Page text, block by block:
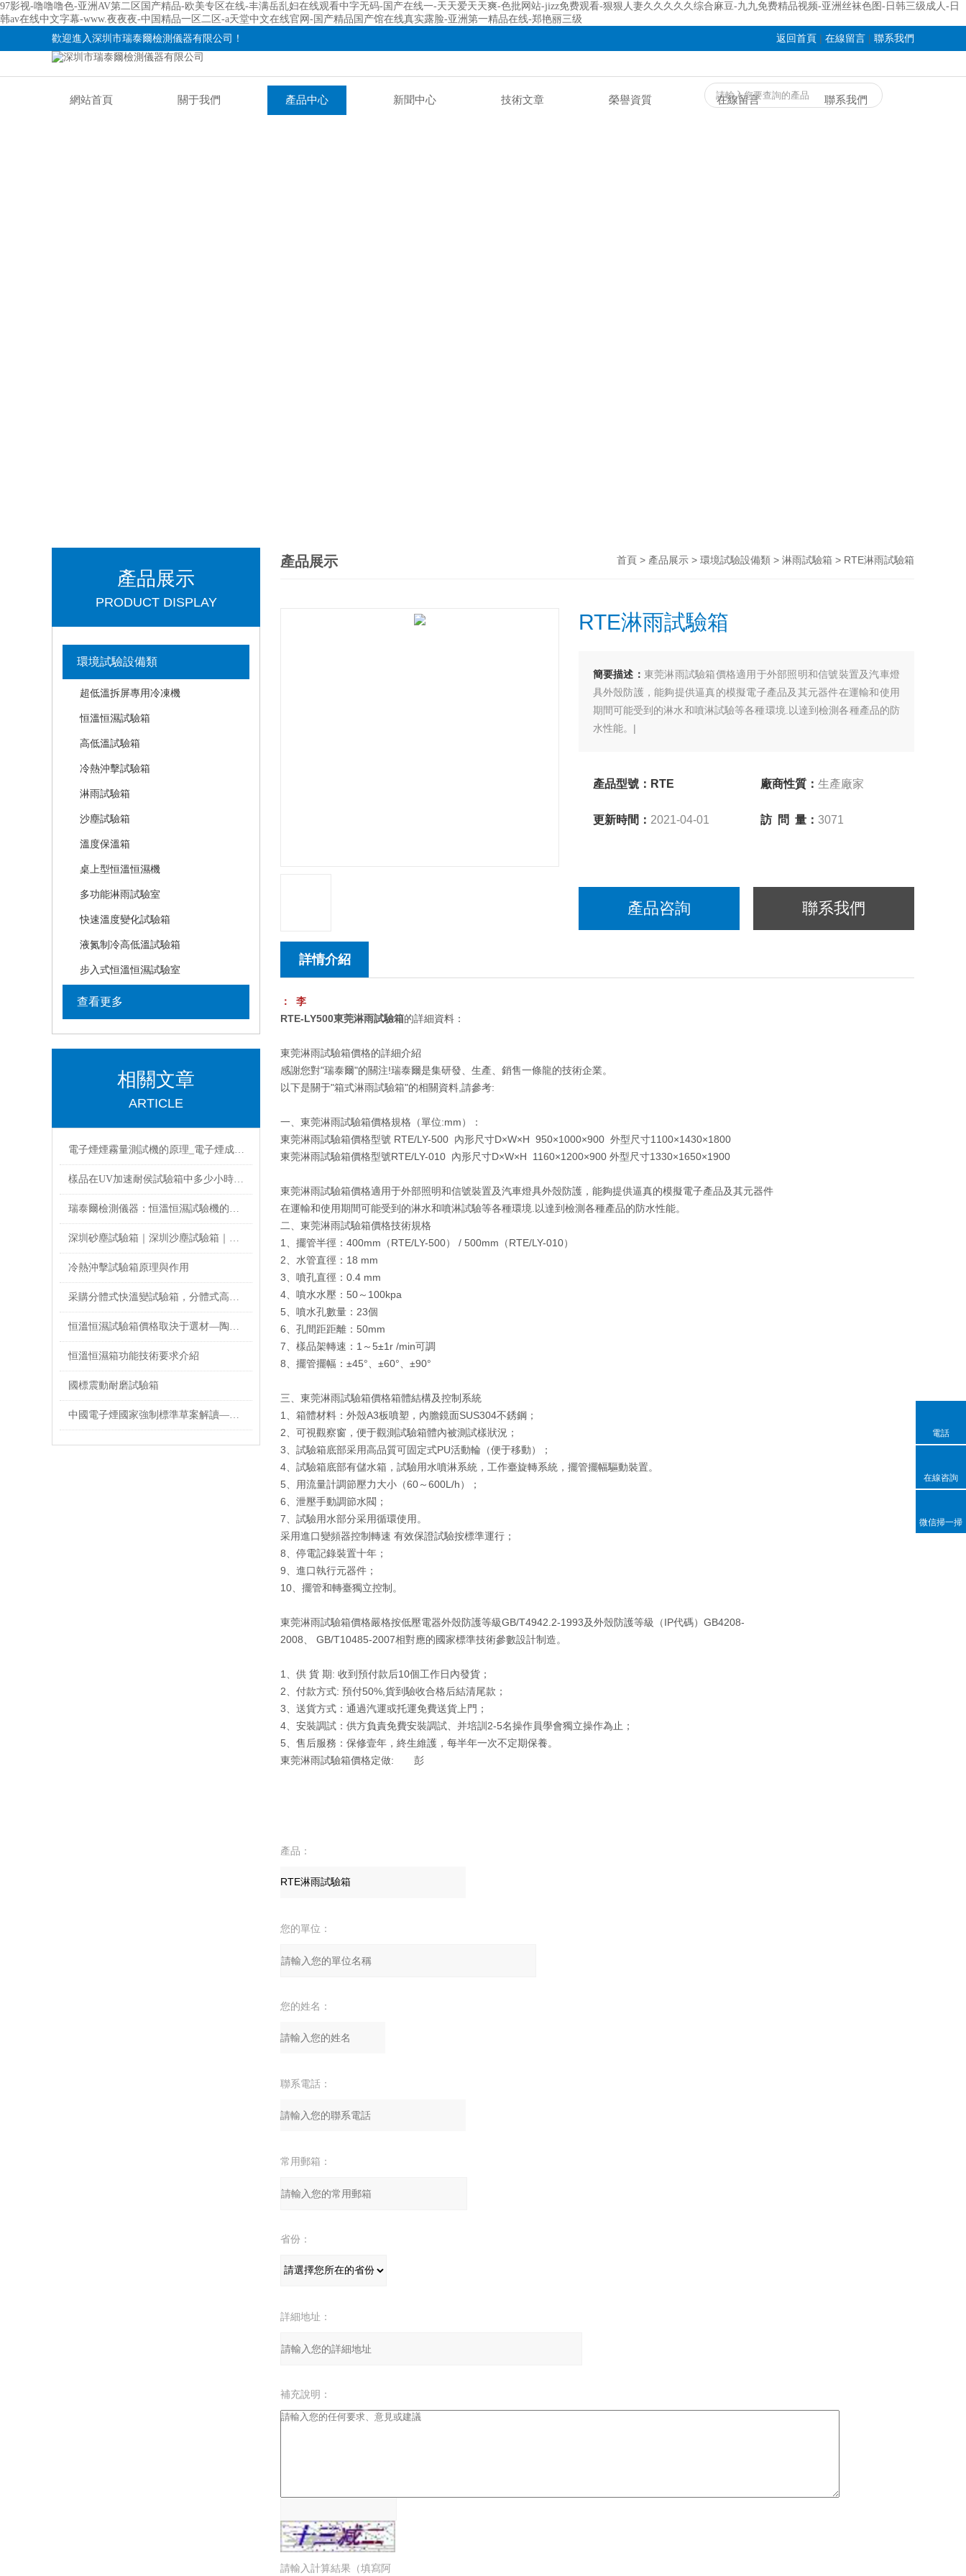
97影视-噜噜噜色-亚洲AV第二区国产精品-欧美专区在线-丰满岳乱妇在线观看中字无码-国产在线一-天天爱天天爽-色批网站-jizz免费观看-狠狠人妻久久久久久综合麻豆-九九免费精品视频-亚洲丝袜色图-日韩三级成人-日
韩av在线中文字幕-www.夜夜夜-中国精品一区二区-а天堂中文在线官网-国产精品国产馆在线真实露脸-亚洲第一精品在线-郑艳丽三级
歡迎進入深圳市瑞泰爾檢測儀器有限公司！ 返回首頁 | 在線留言 | 聯系我們
網站首頁 關于我們 產品中心 新聞中心 技術文章 榮譽資質 在線留言 聯系我們
產品展示
PRODUCT DISPLAY
環境試驗設備類
超低溫拆屏專用冷凍機
恒溫恒濕試驗箱
高低溫試驗箱
冷熱沖擊試驗箱
淋雨試驗箱
沙塵試驗箱
溫度保溫箱
桌上型恒溫恒濕機
多功能淋雨試驗室
快速溫度變化試驗箱
液氮制冷高低溫試驗箱
步入式恒溫恒濕試驗室
查看更多
相關文章
ARTICLE
電子煙煙霧量測試機的原理_電子煙成分結構
樣品在UV加速耐侯試驗箱中多少小時的測試相當于戶外曝曬一年？
瑞泰爾檢測儀器：恒溫恒濕試驗機的了解
深圳砂塵試驗箱｜深圳沙塵試驗箱｜深圳防塵測試機的技術參數！
冷熱沖擊試驗箱原理與作用
采購分體式快溫變試驗箱，分體式高低溫試驗箱，要選對供應商
恒溫恒濕試驗箱價格取決于選材—陶瓷加熱器與電熱管加熱的優缺點
恒溫恒濕箱功能技術要求介紹
國標震動耐磨試驗箱
中國電子煙國家強制標準草案解讀——電子煙煙具技術要求與試驗
產品展示 首頁 > 產品展示 > 環境試驗設備類 > 淋雨試驗箱 > RTE淋雨試驗箱
RTE淋雨試驗箱
簡要描述： 東莞淋雨試驗箱價格適用于外部照明和信號裝置及汽車燈
具外殼防護，能夠提供逼真的模擬電子產品及其元器件在運輸和使用
期間可能受到的淋水和噴淋試驗等各種環境.以達到檢測各種產品的防
水性能。|
產品型號：RTE 廠商性質：生產廠家
更新時間： 2021-04-01 訪 問 量：3071
產品咨詢 聯系我們
詳情介紹
： 李
RTE-LY500東莞淋雨試驗箱的詳細資料：
東莞淋雨試驗箱價格的詳細介紹
感謝您對"瑞泰爾"的關注!瑞泰爾是集研發、生產、銷售一條龍的技術企業。
以下是關于"箱式淋雨試驗箱"的相關資料,請參考:
一、東莞淋雨試驗箱價格規格（單位:mm）：
東莞淋雨試驗箱價格型號 RTE/LY-500 內形尺寸D×W×H 950×1000×900 外型尺寸1100×1430×1800
東莞淋雨試驗箱價格型號RTE/LY-010 內形尺寸D×W×H 1160×1200×900 外型尺寸1330×1650×1900
東莞淋雨試驗箱價格適用于外部照明和信號裝置及汽車燈具外殼防護，能夠提供逼真的模擬電子產品及其元器件
在運輸和使用期間可能受到的淋水和噴淋試驗等各種環境.以達到檢測各種產品的防水性能。
二、東莞淋雨試驗箱價格技術規格
1、擺管半徑：400mm（RTE/LY-500） / 500mm（RTE/LY-010）
2、水管直徑：18 mm
3、噴孔直徑：0.4 mm
4、噴水水壓：50～100kpa
5、噴水孔數量：23個
6、孔間距距離：50mm
7、樣品架轉速：1～5±1r /min可調
8、擺管擺幅：±45°、±60°、±90°
三、東莞淋雨試驗箱價格箱體結構及控制系統
1、箱體材料：外殼A3板噴塑，內膽鏡面SUS304不銹鋼；
2、可視觀察窗，便于觀測試驗箱體內被測試樣狀況；
3、試驗箱底部采用高品質可固定式PU活動輪（便于移動）；
4、試驗箱底部有儲水箱，試驗用水噴淋系統，工作臺旋轉系統，擺管擺幅驅動裝置。
5、用流量計調節壓力大小（60～600L/h）；
6、泄壓手動調節水閥；
7、試驗用水部分采用循環使用。
采用進口變頻器控制轉速 有效保證試驗按標準運行；
8、停電記錄裝置十年；
9、進口執行元器件；
10、擺管和轉臺獨立控制。
東莞淋雨試驗箱價格嚴格按低壓電器外殼防護等級GB/T4942.2-1993及外殼防護等級（IP代碼）GB4208-
2008、 GB/T10485-2007相對應的國家標準技術參數設計制造。
1、供 貨 期: 收到預付款后10個工作日內發貨；
2、付款方式: 預付50%,貨到驗收合格后結清尾款；
3、送貨方式：通過汽運或托運免費送貨上門；
4、安裝調試：供方負責免費安裝調試、并培訓2-5名操作員學會獨立操作為止；
5、售后服務：保修壹年，終生維護，每半年一次不定期保養。
東莞淋雨試驗箱價格定做: 彭
產品：
您的單位：
您的姓名：
聯系電話：
常用郵箱：
省份：
詳細地址：
補充說明：
請輸入計算結果（填寫阿
電話
在線咨詢
微信掃一掃